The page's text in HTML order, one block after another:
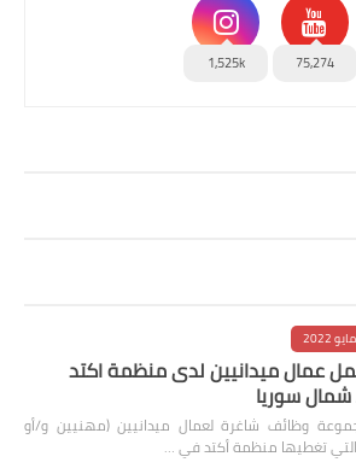
75,274
1,525k
عمال ميدانيين لدى منظمة اكتد
وظائف شاغرة لعمال ميدانيين (مهنيين و/أو
التي تغطيها منظمة أكتد في …